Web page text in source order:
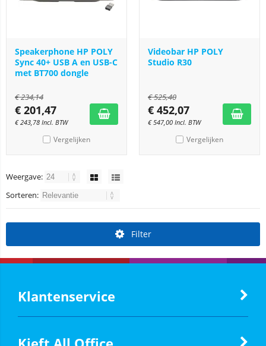
Speakerphone HP POLY
Sync 40+ USB A en USB-C
met BT700 dongle
€234,14
€ 201,47
€243,78 Incl. BTW
Vergelijken
Videobar HP POLY
Studio R30
€525,40
€ 452,07
€547,00 Incl. BTW
Vergelijken
Weergave:
Sorteren:
Filter
Klantenservice